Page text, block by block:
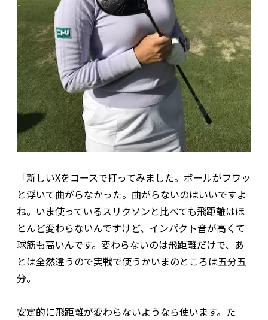
「新しいXをコースで打ってみました。ボールがフワッ
と浮いて曲がらなかった。曲がらないのはいいですよ
ね。いま使っているスリクソンと比べても飛距離はほ
とんど変わらないんですけど、インパクト音が高くて
球筋も高いんです。変わらないのは飛距離だけで、あ
とは全然違うので実戦で使うかいまのところは五分五
分。
安定的に飛距離が変わらないようなら使います。た